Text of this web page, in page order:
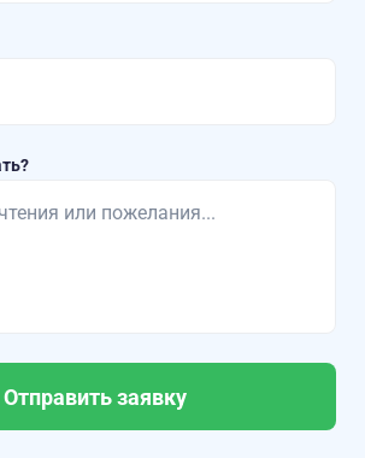
Отправить заявку